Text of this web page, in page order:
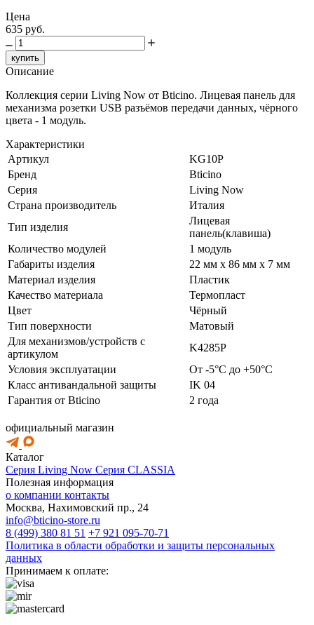
Цена
635 руб.
купить
Описание
Коллекция серии Living Now от Bticino. Лицевая панель для
механизма розетки USB разъёмов передачи данных, чёрного
цвета - 1 модуль.
Характеристики
Артикул
KG10P
Бренд
Bticino
Серия
Living Now
Страна производитель
Италия
Тип изделия
Лицевая
панель(клавиша)
Количество модулей
1 модуль
Габариты изделия
22 мм x 86 мм x 7 мм
Материал изделия
Пластик
Качество материала
Термопласт
Цвет
Чёрный
Тип поверхности
Матовый
Для механизмов/устройств с
артикулом
K4285P
Условия эксплуатации
От -5°C до +50°C
Класс антивандальной защиты
IK 04
Гарантия от Bticino
2 года
официальный магазин
Каталог
Серия Living Now Серия CLASSIA
Полезная информация
о компании контакты
Москва, Нахимовский пр., 24
info@bticino-store.ru
8 (499) 380 81 51 +7 921 095-70-71
Политика в области обработки и защиты персональных
данных
Принимаем к оплате: